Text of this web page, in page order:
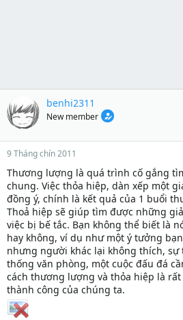
benhi2311
New member
9 Tháng chín 2011
Thương lượng là quá trình cố gắng
chung. Việc thỏa hiệp, dàn xếp một
đồng ý, chính là kết quả của 1 buổi
Thoả hiệp sẽ giúp tìm được những
việc bị bế tắc. Bạn không thể biết là
hay không, ví dụ như một ý tưởng
nhưng người khác lại không thích,
thống văn phòng, một cuộc đấu đá
cách thương lượng và thỏa hiệp là
thành công của chúng ta.